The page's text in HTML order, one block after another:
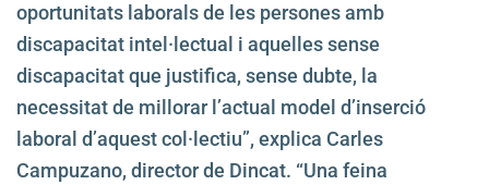
oportunitats laborals de les persones amb
discapacitat intel·lectual i aquelles sense
discapacitat que justifica, sense dubte, la
necessitat de millorar l’actual model d’inserció
laboral d’aquest col·lectiu”, explica Carles
Campuzano, director de Dincat. “Una feina